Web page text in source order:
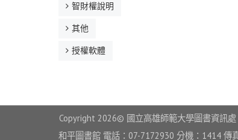
智財權說明
其他
授權軟體
Copyright 2026© 國立高雄師範大學圖書資訊處
和平圖書館 電話：07-7172930 分機：1414 傳